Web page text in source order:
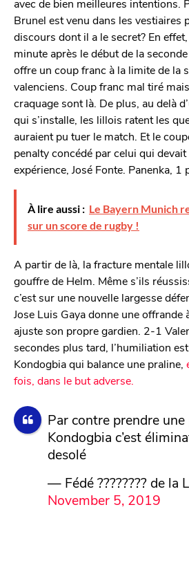
avec de bien meilleures intentions.
Brunel est venu dans les vestiaires
discours dont il a le secret? En
minute après le début de la
offre un coup franc à la limite de la
valenciens. Coup franc mal tiré
craquage sont là. De plus, au delà
qui s’installe, les lillois ratent les
auraient pu tuer le match. Et le
penalty concédé par celui qui
expérience, José Fonte. Panenka, 1
À lire aussi : Le Bayern Munich
sur un score de rugby !
A partir de là, la fracture mentale
gouffre de Helm. Même s’ils
c’est sur une nouvelle largesse
Jose Luis Gaya donne une offrande
ajuste son propre gardien. 2-1
secondes plus tard, l’humiliation
Kondogbia qui balance une praline,
fois, dans le but adverse.
Par contre prendre
Kondogbia c’est
desolé
— Fédé ???????? de la
November 5, 2019